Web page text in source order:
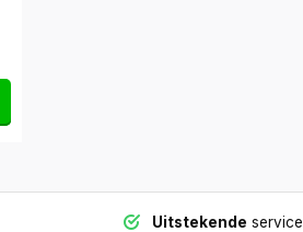
Uitstekende service